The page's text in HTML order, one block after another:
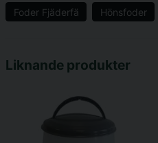
Mejladress
Foder Fjäderfä Hönsfoder
Liknande produkter